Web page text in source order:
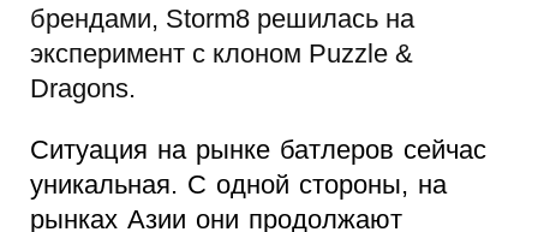
брендами, Storm8 решилась на
эксперимент с клоном Puzzle &
Dragons.
Ситуация на рынке батлеров сейчас
уникальная. С одной стороны, на
рынках Азии они продолжают